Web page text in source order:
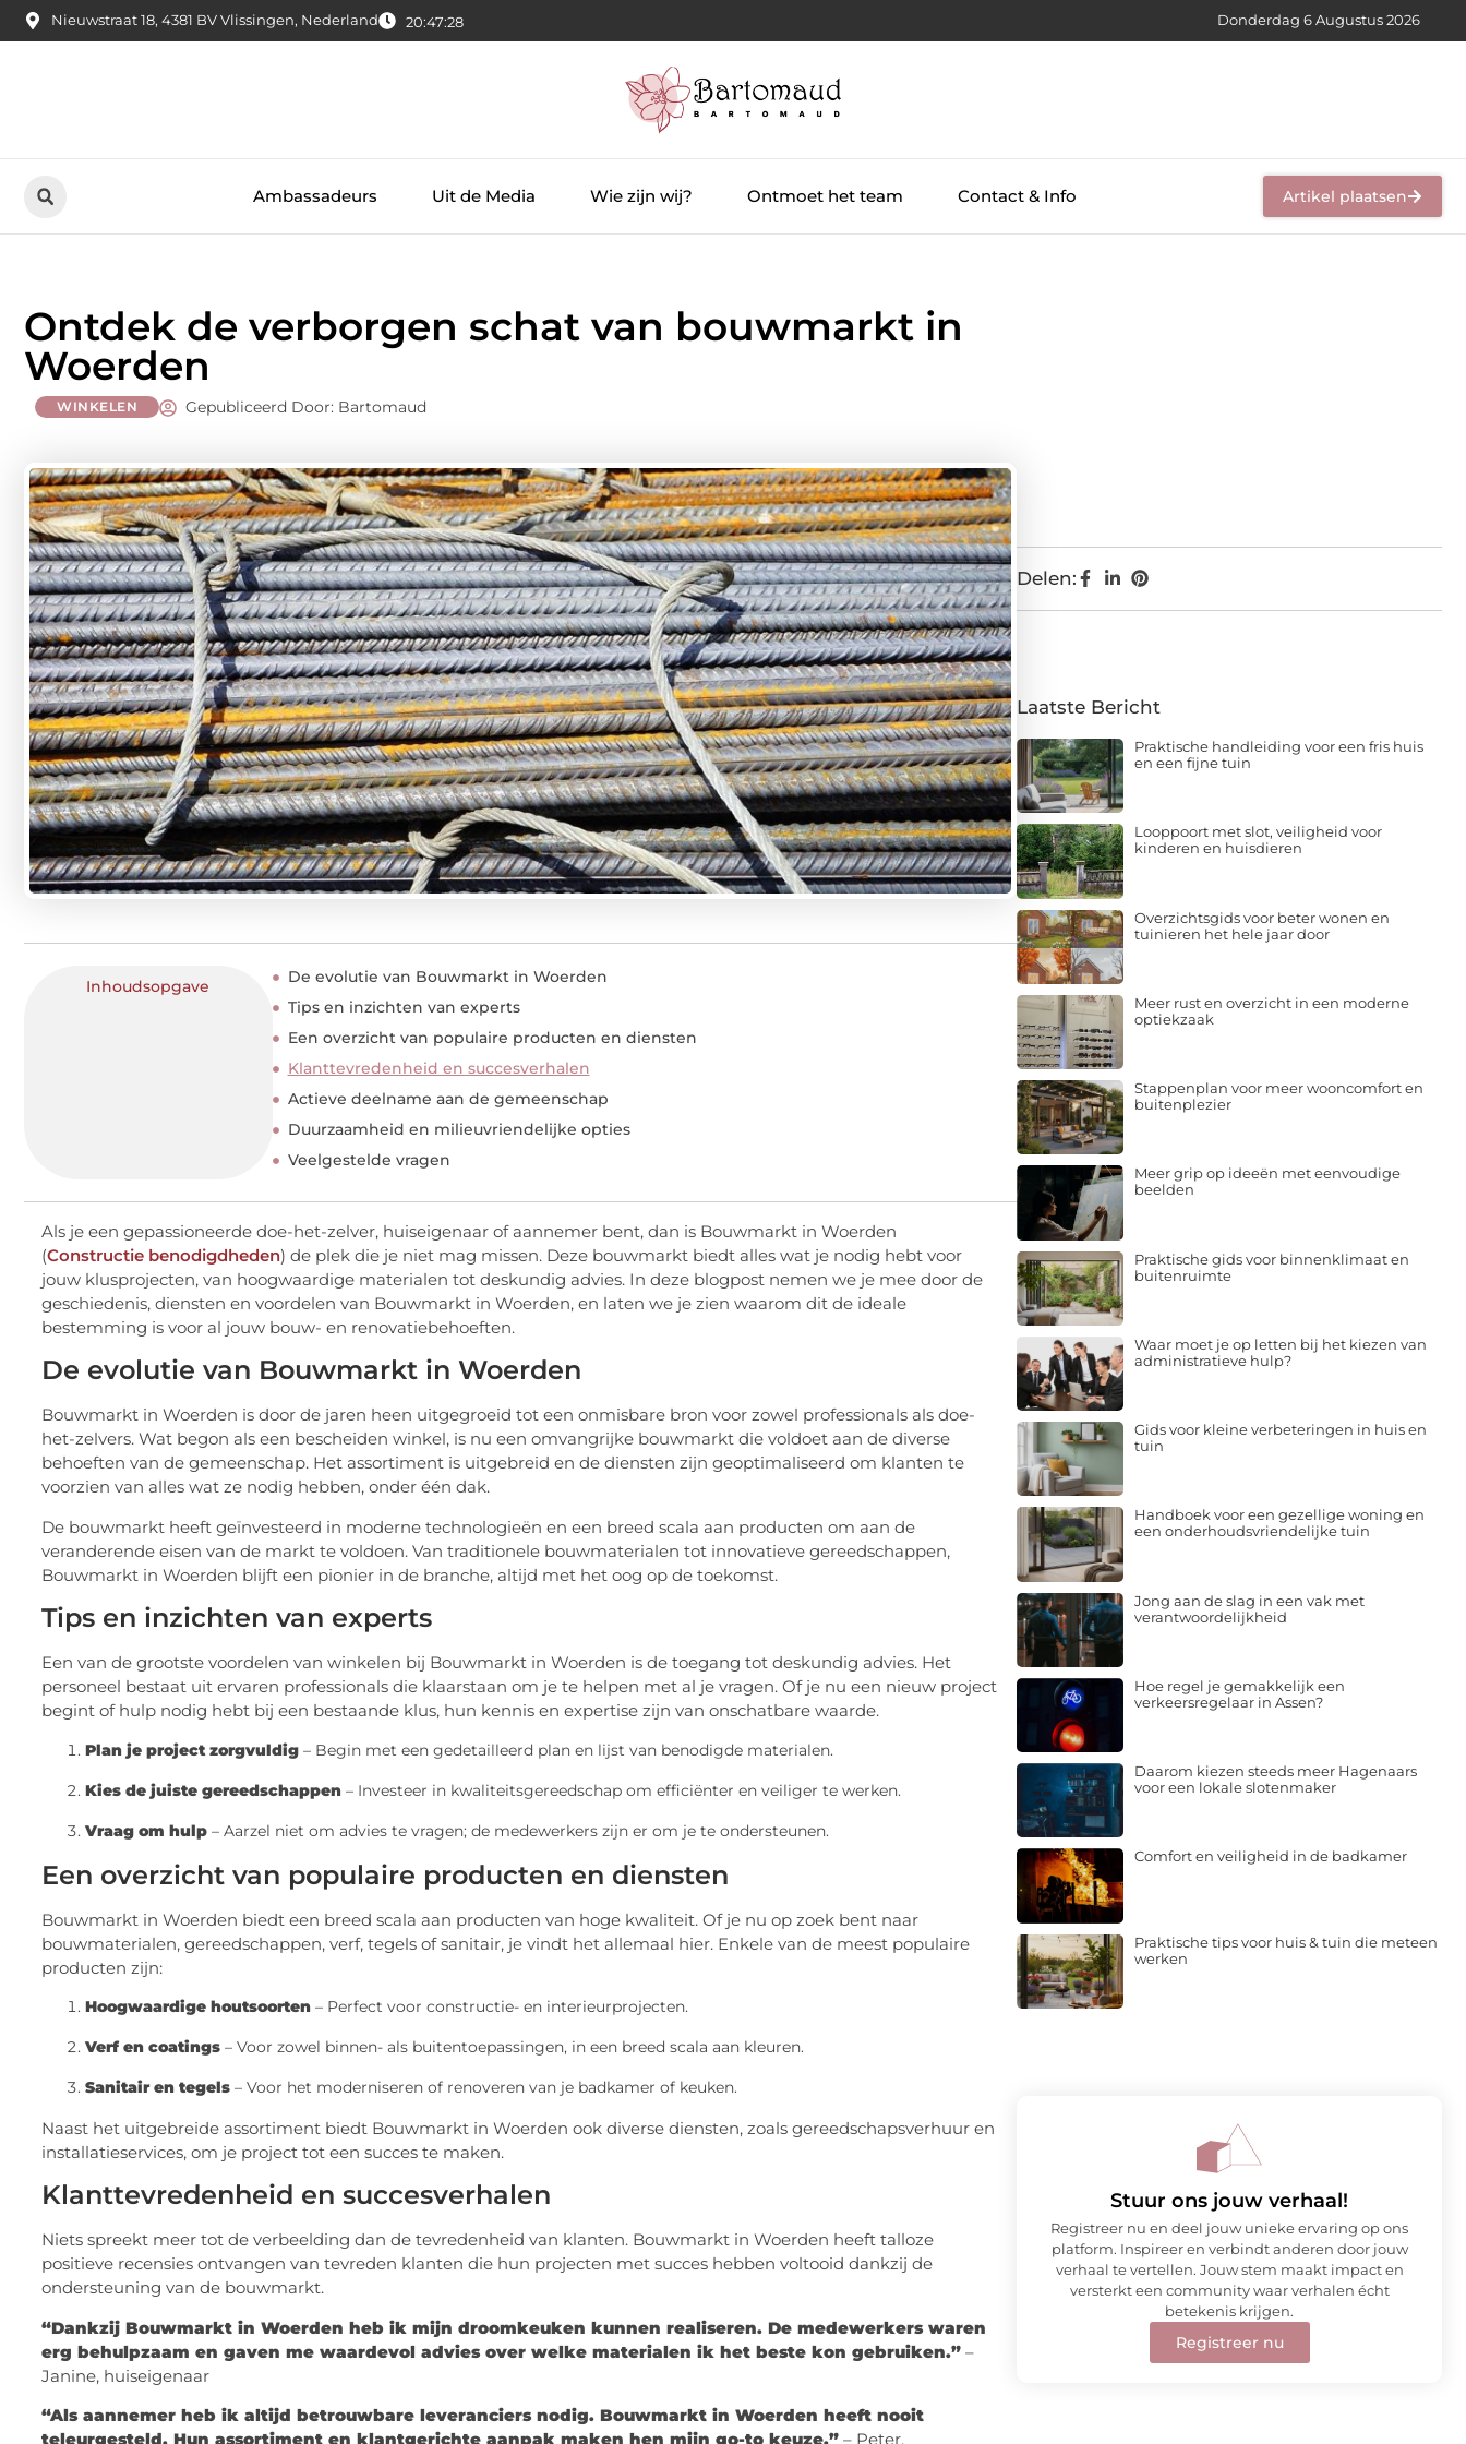
Nieuwstraat 18, 4381 BV Vlissingen, Nederland 20:47:29 Donderdag 6 Augustus 2026
Ambassadeurs Uit de Media Wie zijn wij? Ontmoet het team Contact & Info Artikel plaatsen
Ontdek de verborgen schat van bouwmarkt in
Woerden
WINKELEN Gepubliceerd Door: Bartomaud
Inhoudsopgave
De evolutie van Bouwmarkt in Woerden
Tips en inzichten van experts
Een overzicht van populaire producten en diensten
Klanttevredenheid en succesverhalen
Actieve deelname aan de gemeenschap
Duurzaamheid en milieuvriendelijke opties
Veelgestelde vragen
Als je een gepassioneerde doe-het-zelver, huiseigenaar of aannemer bent, dan is Bouwmarkt in Woerden
(Constructie benodigdheden) de plek die je niet mag missen. Deze bouwmarkt biedt alles wat je nodig hebt voor
jouw klusprojecten, van hoogwaardige materialen tot deskundig advies. In deze blogpost nemen we je mee door de
geschiedenis, diensten en voordelen van Bouwmarkt in Woerden, en laten we je zien waarom dit de ideale
bestemming is voor al jouw bouw- en renovatiebehoeften.
De evolutie van Bouwmarkt in Woerden
Bouwmarkt in Woerden is door de jaren heen uitgegroeid tot een onmisbare bron voor zowel professionals als doe-
het-zelvers. Wat begon als een bescheiden winkel, is nu een omvangrijke bouwmarkt die voldoet aan de diverse
behoeften van de gemeenschap. Het assortiment is uitgebreid en de diensten zijn geoptimaliseerd om klanten te
voorzien van alles wat ze nodig hebben, onder één dak.
De bouwmarkt heeft geïnvesteerd in moderne technologieën en een breed scala aan producten om aan de
veranderende eisen van de markt te voldoen. Van traditionele bouwmaterialen tot innovatieve gereedschappen,
Bouwmarkt in Woerden blijft een pionier in de branche, altijd met het oog op de toekomst.
Tips en inzichten van experts
Een van de grootste voordelen van winkelen bij Bouwmarkt in Woerden is de toegang tot deskundig advies. Het
personeel bestaat uit ervaren professionals die klaarstaan om je te helpen met al je vragen. Of je nu een nieuw project
begint of hulp nodig hebt bij een bestaande klus, hun kennis en expertise zijn van onschatbare waarde.
Plan je project zorgvuldig – Begin met een gedetailleerd plan en lijst van benodigde materialen.
Kies de juiste gereedschappen – Investeer in kwaliteitsgereedschap om efficiënter en veiliger te werken.
Vraag om hulp – Aarzel niet om advies te vragen; de medewerkers zijn er om je te ondersteunen.
Een overzicht van populaire producten en diensten
Bouwmarkt in Woerden biedt een breed scala aan producten van hoge kwaliteit. Of je nu op zoek bent naar
bouwmaterialen, gereedschappen, verf, tegels of sanitair, je vindt het allemaal hier. Enkele van de meest populaire
producten zijn:
Hoogwaardige houtsoorten – Perfect voor constructie- en interieurprojecten.
Verf en coatings – Voor zowel binnen- als buitentoepassingen, in een breed scala aan kleuren.
Sanitair en tegels – Voor het moderniseren of renoveren van je badkamer of keuken.
Naast het uitgebreide assortiment biedt Bouwmarkt in Woerden ook diverse diensten, zoals gereedschapsverhuur en
installatieservices, om je project tot een succes te maken.
Klanttevredenheid en succesverhalen
Niets spreekt meer tot de verbeelding dan de tevredenheid van klanten. Bouwmarkt in Woerden heeft talloze
positieve recensies ontvangen van tevreden klanten die hun projecten met succes hebben voltooid dankzij de
ondersteuning van de bouwmarkt.
“Dankzij Bouwmarkt in Woerden heb ik mijn droomkeuken kunnen realiseren. De medewerkers waren
erg behulpzaam en gaven me waardevol advies over welke materialen ik het beste kon gebruiken.” –
Janine, huiseigenaar
“Als aannemer heb ik altijd betrouwbare leveranciers nodig. Bouwmarkt in Woerden heeft nooit
teleurgesteld. Hun assortiment en klantgerichte aanpak maken hen mijn go-to keuze.” – Peter,
Delen:
Laatste Bericht
Praktische handleiding voor een fris huis
en een fijne tuin
Looppoort met slot, veiligheid voor
kinderen en huisdieren
Overzichtsgids voor beter wonen en
tuinieren het hele jaar door
Meer rust en overzicht in een moderne
optiekzaak
Stappenplan voor meer wooncomfort en
buitenplezier
Meer grip op ideeën met eenvoudige
beelden
Praktische gids voor binnenklimaat en
buitenruimte
Waar moet je op letten bij het kiezen van
administratieve hulp?
Gids voor kleine verbeteringen in huis en
tuin
Handboek voor een gezellige woning en
een onderhoudsvriendelijke tuin
Jong aan de slag in een vak met
verantwoordelijkheid
Hoe regel je gemakkelijk een
verkeersregelaar in Assen?
Daarom kiezen steeds meer Hagenaars
voor een lokale slotenmaker
Comfort en veiligheid in de badkamer
Praktische tips voor huis & tuin die meteen
werken
Stuur ons jouw verhaal!
Registreer nu en deel jouw unieke ervaring op ons
platform. Inspireer en verbindt anderen door jouw
verhaal te vertellen. Jouw stem maakt impact en
versterkt een community waar verhalen écht
betekenis krijgen.
Registreer nu